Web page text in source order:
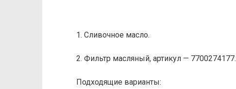
1. Сливочное масло.
2. Фильтр масляный, артикул — 7700274177.
Подходящие варианты: